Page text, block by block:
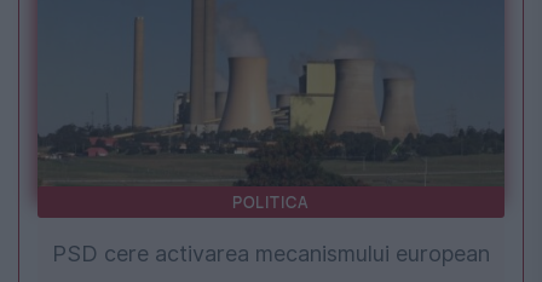
POLITICA
PSD cere activarea mecanismului european